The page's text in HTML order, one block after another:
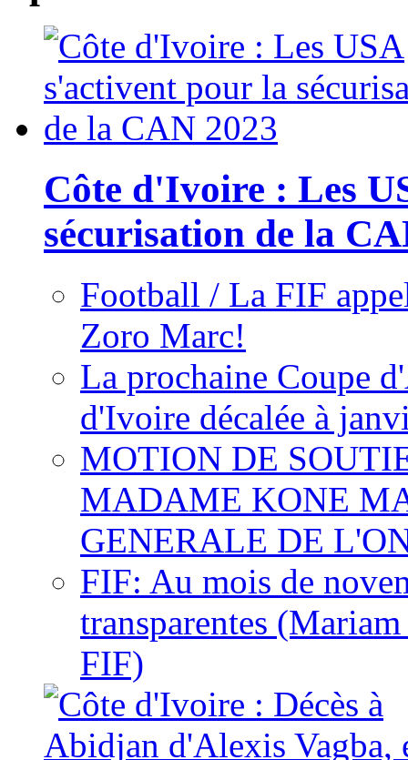
Côte d'Ivoire : Les
sécurisation de la
Football / La FIF
Zoro Marc!
La prochaine Coupe
d'Ivoire décalée à
MOTION DE
MADAME KONE
GENERALE DE
FIF: Au mois de
transparentes
FIF)